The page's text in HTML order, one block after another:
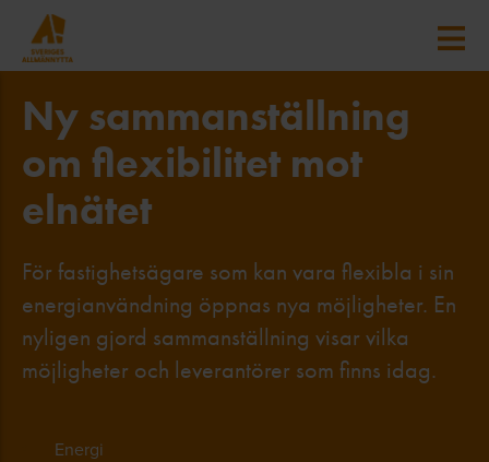
Ny sammanställning
om flexibilitet mot
elnätet
För fastighetsägare som kan vara flexibla i sin
energianvändning öppnas nya möjligheter. En
nyligen gjord sammanställning visar vilka
möjligheter och leverantörer som finns idag.
Energi